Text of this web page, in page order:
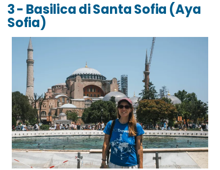
3 - Basilica di Santa Sofia (Aya
Sofia)